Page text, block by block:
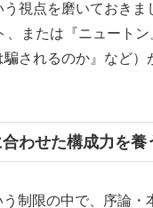
う視点を磨いておきま
、または『ニュート
されるのか』など）
わせた構成力を養
制限の中で、序論・